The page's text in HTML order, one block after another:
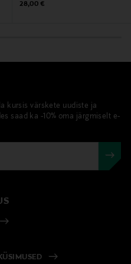
Original Price
28,00 €
kursis värskete uudiste ja
saad ka -10% oma järgmiselt e-